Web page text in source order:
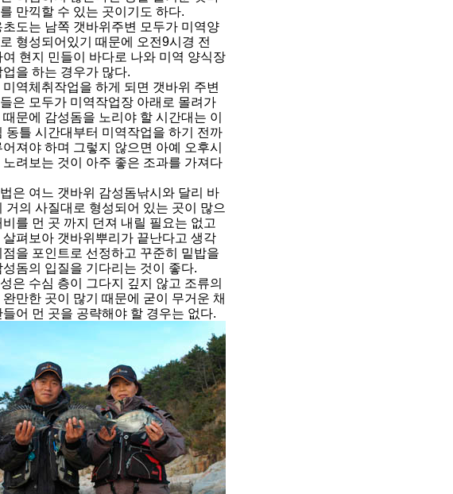
만끽할 수 있는 곳이기도 하다.
초도는 남쪽 갯바위주변 모두가 미역양
형성되어있기 때문에 오전9시경 전
여 현지 민들이 바다로 나와 미역 양식장
업을 하는 경우가 많다.
미역체취작업을 하게 되면 갯바위 주변
은 모두가 미역작업장 아래로 몰려가
때문에 감성돔을 노리야 할 시간대는 이
동틀 시간대부터 미역작업을 하기 전까
어져야 하며 그렇지 않으면 아예 오후시
노려보는 것이 아주 좋은 조과를 가져다
은 여느 갯바위 감성돔낚시와 달리 바
거의 사질대로 형성되어 있는 곳이 많으
비를 먼 곳 까지 던져 내릴 필요는 없고
살펴보아 갯바위뿌리가 끝난다고 생각
점을 포인트로 선정하고 꾸준히 밑밥을
성돔의 입질을 기다리는 것이 좋다.
은 수심 층이 그다지 깊지 않고 조류의
완만한 곳이 많기 때문에 굳이 무거운 채
들어 먼 곳을 공략해야 할 경우는 없다.